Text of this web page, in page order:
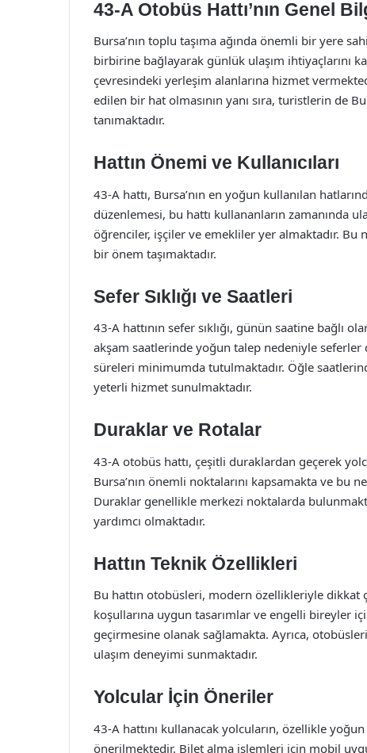
43-A Otobüs Hattı’nın Genel
Bursa’nın toplu taşıma ağında önemli bir yere
birbirine bağlayarak günlük ulaşım ihtiyaçlarını
çevresindeki yerleşim alanlarına hizmet
edilen bir hat olmasının yanı sıra, turistlerin de
tanımaktadır.
Hattın Önemi ve Kullanıcıları
43-A hattı, Bursa’nın en yoğun kullanılan
düzenlemesi, bu hattı kullananların zamanında
öğrenciler, işçiler ve emekliler yer almaktadır. Bu
bir önem taşımaktadır.
Sefer Sıklığı ve Saatleri
43-A hattının sefer sıklığı, günün saatine bağlı
akşam saatlerinde yoğun talep nedeniyle seferler
süreleri minimumda tutulmaktadır. Öğle
yeterli hizmet sunulmaktadır.
Duraklar ve Rotalar
43-A otobüs hattı, çeşitli duraklardan geçerek
Bursa’nın önemli noktalarını kapsamakta ve bu
Duraklar genellikle merkezi noktalarda
yardımcı olmaktadır.
Hattın Teknik Özellikleri
Bu hattın otobüsleri, modern özellikleriyle dikkat
koşullarına uygun tasarımlar ve engelli bireyler
geçirmesine olanak sağlamakta. Ayrıca,
ulaşım deneyimi sunmaktadır.
Yolcular İçin Öneriler
43-A hattını kullanacak yolcuların, özellikle
önerilmektedir. Bilet alma işlemleri için mobil